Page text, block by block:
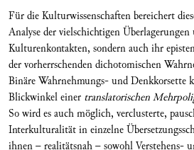
Für die Kulturwissenschaften bereichert
Analyse der vielschichtigen
Kulturenkontakten, sondern auch ihr
der vorherrschenden dichotomischen
Binäre Wahrnehmungs- und Denkkorsette
Blickwinkel einer translatorischen
So wird es auch möglich, verclusterte,
Interkulturalität in einzelne
ihnen – realitätsnah – sowohl Verstehens-